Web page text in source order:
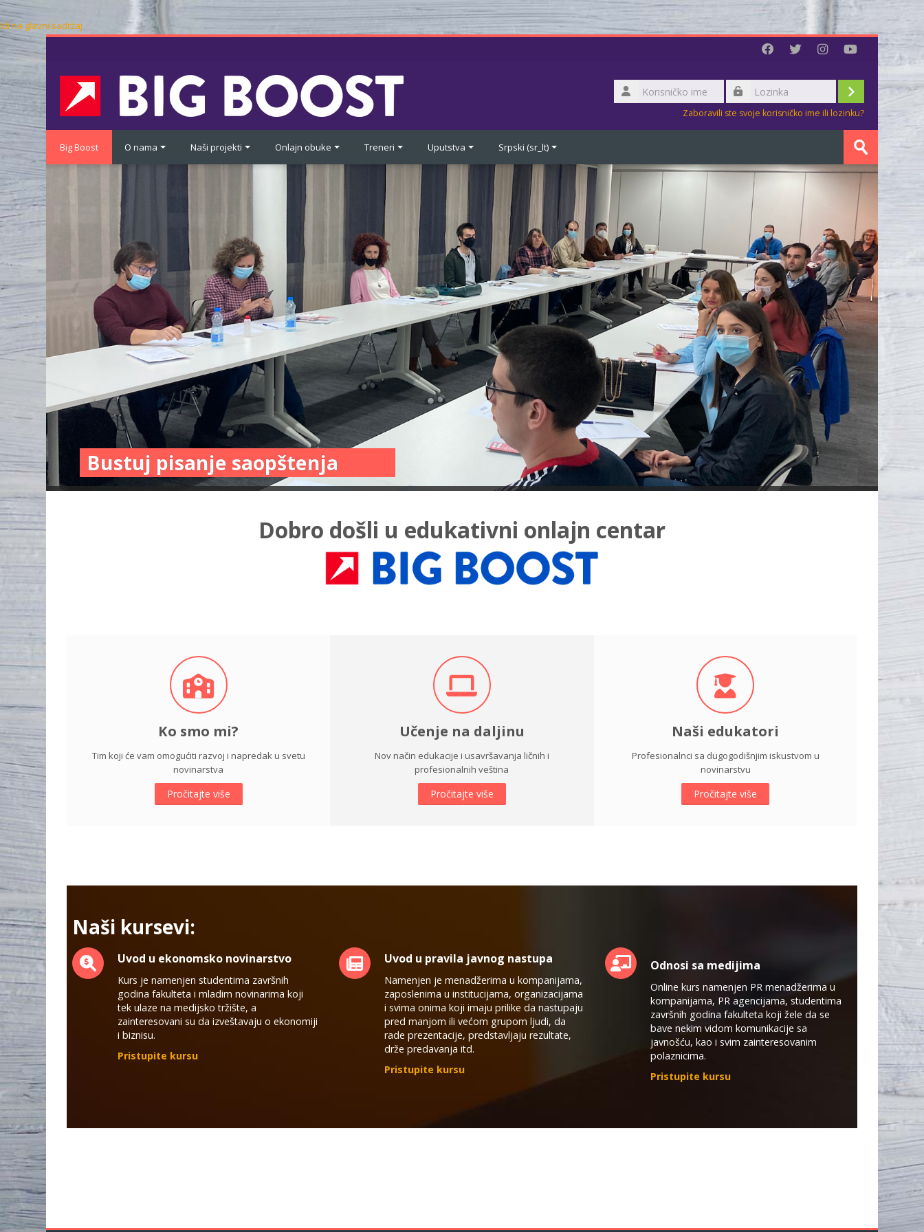
Idi na glavni sadržaj
Korisničko
ime
Prijava
Zaboravili ste svoje korisničko ime ili lozinku?
Big Boost O nama Naši projekti Onlajn obuke Treneri Uputstva Srpski ‎(sr_lt)‎ Predaj
Bustuj pisanje saopštenja
Dobro došli u edukativni onlajn centar
Ko smo mi?
Tim koji će vam omogućiti razvoj i napredak u svetu
novinarstva
Pročitajte više
Učenje na daljinu
Nov način edukacije i usavršavanja ličnih i
profesionalnih veština
Pročitajte više
Naši edukatori
Profesionalnci sa dugogodišnjim iskustvom u
novinarstvu
Pročitajte više
Naši kursevi:
Uvod u ekonomsko novinarstvo
Kurs je namenjen studentima završnih
godina fakulteta i mladim novinarima koji
tek ulaze na medijsko tržište, a
zainteresovani su da izveštavaju o ekonomiji
i biznisu.
Pristupite kursu
Uvod u pravila javnog nastupa
Namenjen je menadžerima u kompanijama,
zaposlenima u institucijama, organizacijama
i svima onima koji imaju prilike da nastupaju
pred manjom ili većom grupom ljudi, da
rade prezentacije, predstavljaju rezultate,
drže predavanja itd.
Pristupite kursu
Odnosi sa medijima
Online kurs namenjen PR menadžerima u
kompanijama, PR agencijama, studentima
završnih godina fakulteta koji žele da se
bave nekim vidom komunikacije sa
javnošću, kao i svim zainteresovanim
polaznicima.
Pristupite kursu